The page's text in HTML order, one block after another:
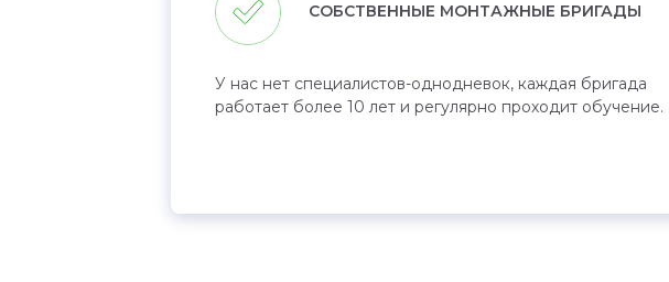
У нас нет специалистов-однодневок, каждая бригада
работает более 10 лет и регулярно проходит обучение.
СОБСТВЕННЫЕ МОНТАЖНЫЕ БРИГАДЫ